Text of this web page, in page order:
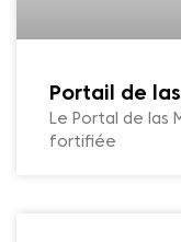
Portail de
Le Portal de las
fortifiée